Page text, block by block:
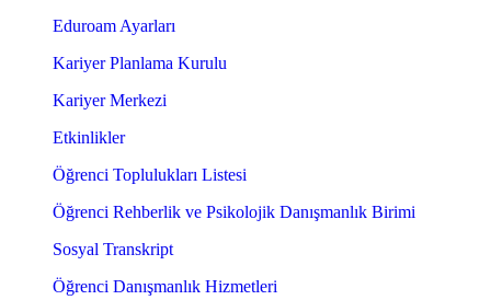
Eduroam Ayarları
Kariyer Planlama Kurulu
Kariyer Merkezi
Etkinlikler
Öğrenci Toplulukları Listesi
Öğrenci Rehberlik ve Psikolojik Danışmanlık Birimi
Sosyal Transkript
Öğrenci Danışmanlık Hizmetleri